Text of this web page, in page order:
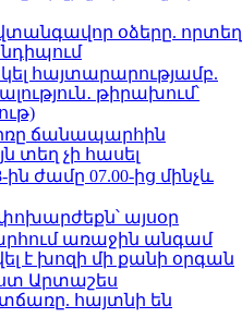
օձերը. որտեղ
հայտարարությամբ.
թիրախում՝
ճանապարհին
տեղ չի հասել
ին ժամը 07.00-ից մինչև
փոխարժեքն՝ այսօր
առաջին անգամ
է խոզի մի քանի օրգան
Արտաշես
հայտնի են